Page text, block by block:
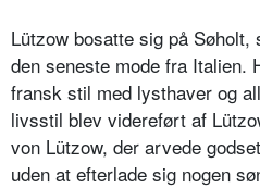
Lützow bosatte sig på
den seneste mode fra Italien.
fransk stil med lysthaver og
livsstil blev videreført af
von Lützow, der arvede
uden at efterlade sig nogen